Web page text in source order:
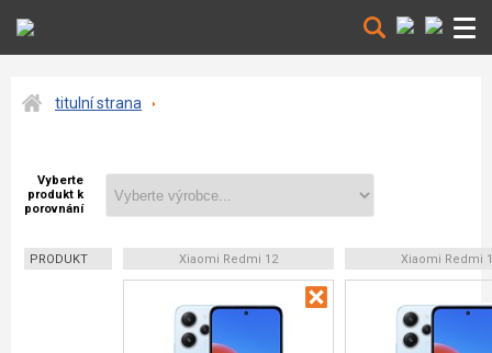
titulní strana
Vyberte
produkt k
porovnání
PRODUKT Xiaomi Redmi 12 Xiaomi Redmi